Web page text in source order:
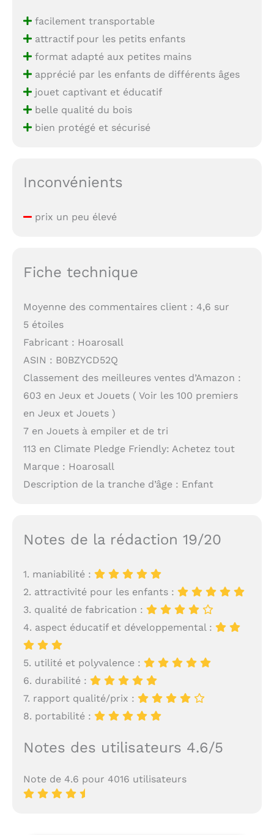
facilement transportable
attractif pour les petits enfants
format adapté aux petites mains
apprécié par les enfants de différents âges
jouet captivant et éducatif
belle qualité du bois
bien protégé et sécurisé
Inconvénients
prix un peu élevé
Fiche technique
Moyenne des commentaires client : 4,6 sur
5 étoiles
Fabricant : Hoarosall
ASIN : B0BZYCD52Q
Classement des meilleures ventes d’Amazon :
603 en Jeux et Jouets ( Voir les 100 premiers
en Jeux et Jouets )
7 en Jouets à empiler et de tri
113 en Climate Pledge Friendly: Achetez tout
Marque : Hoarosall
Description de la tranche d’âge : Enfant
Notes de la rédaction 19/20
1. maniabilité :
2. attractivité pour les enfants :
3. qualité de fabrication :
4. aspect éducatif et développemental :
5. utilité et polyvalence :
6. durabilité :
7. rapport qualité/prix :
8. portabilité :
Notes des utilisateurs 4.6/5
Note de 4.6 pour 4016 utilisateurs